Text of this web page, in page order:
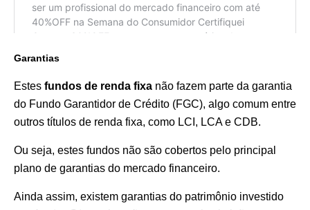
Garantias
Estes fundos de renda fixa não fazem parte da garantia
do Fundo Garantidor de Crédito (FGC), algo comum entre
outros títulos de renda fixa, como LCI, LCA e CDB.
Ou seja, estes fundos não são cobertos pelo principal
plano de garantias do mercado financeiro.
Ainda assim, existem garantias do patrimônio investido